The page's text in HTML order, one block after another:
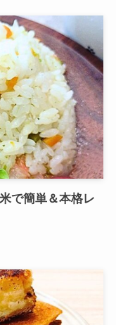
で簡単＆本格レ